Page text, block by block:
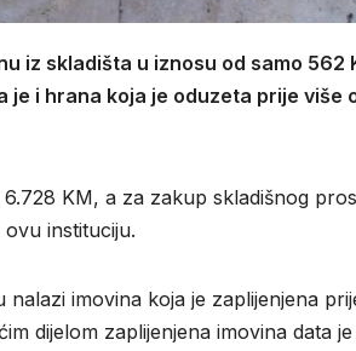
iz skladišta u iznosu od samo 562
i hrana koja je oduzeta prije više
KM, a za zakup skladišnog
instituciju.
imovina koja je zaplijenjena
dijelom zaplijenjena imovina data je